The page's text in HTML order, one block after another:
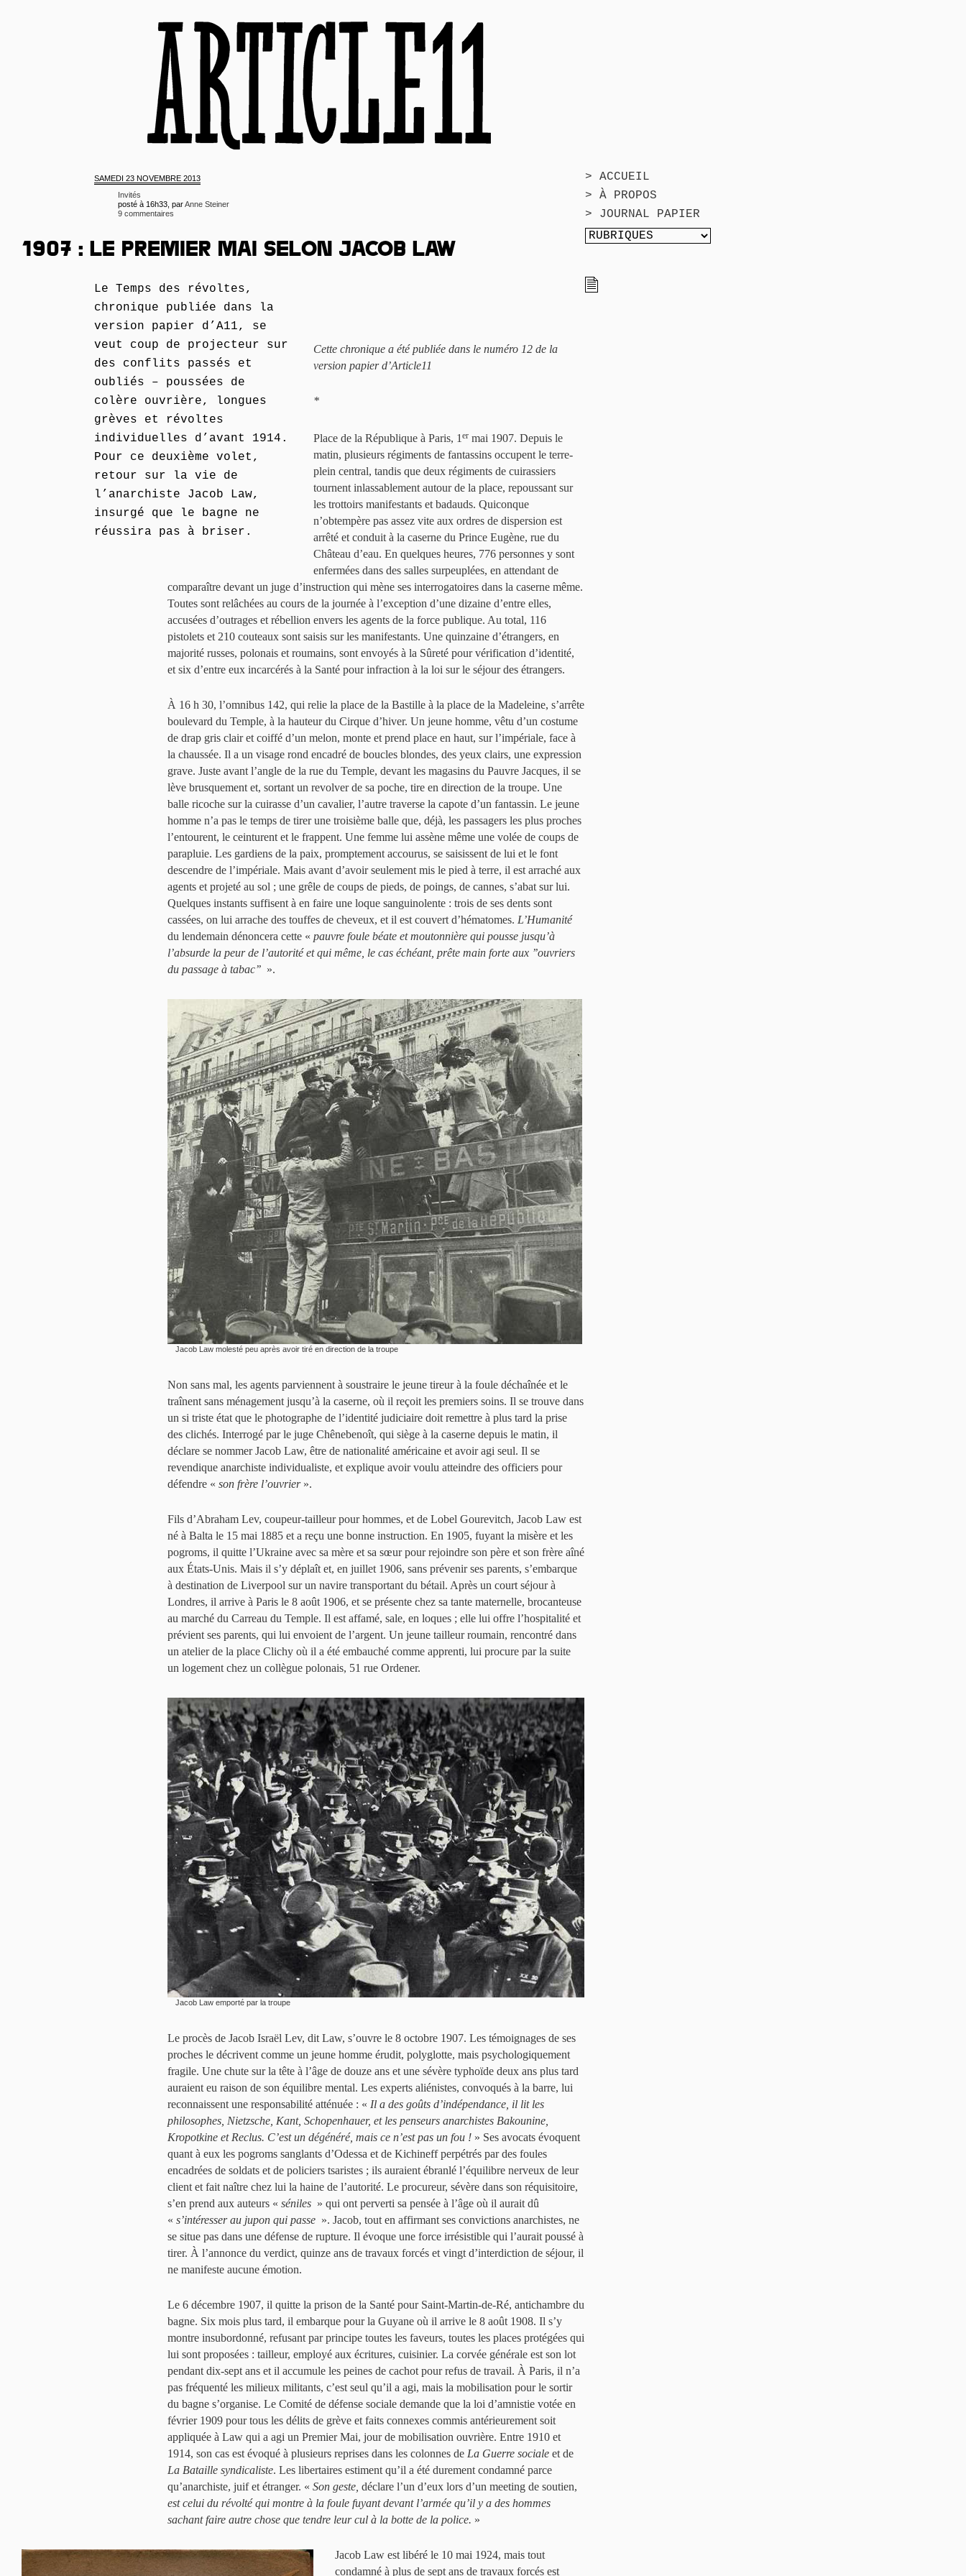
> ACCUEIL
> À PROPOS
> JOURNAL PAPIER
SAMEDI 23 NOVEMBRE 2013
Invités
posté à 16h33, parAnne Steiner
9 commentaires
1907 : LE PREMIER MAI SELON JACOB LAW
Le Temps des révoltes,
chronique publiée dans la
version papier d’A11, se
veut coup de projecteur sur
des conflits passés et
oubliés – poussées de
colère ouvrière, longues
grèves et révoltes
individuelles d’avant 1914.
Pour ce deuxième volet,
retour sur la vie de
l’anarchiste Jacob Law,
insurgé que le bagne ne
réussira pas à briser.
Cette chronique a été publiée dans le numéro 12 de la
version papier d’Article11
*
Place de la République à Paris, 1 er mai 1907. Depuis le
matin, plusieurs régiments de fantassins occupent le terre-
plein central, tandis que deux régiments de cuirassiers
tournent inlassablement autour de la place, repoussant sur
les trottoirs manifestants et badauds. Quiconque
n’obtempère pas assez vite aux ordres de dispersion est
arrêté et conduit à la caserne du Prince Eugène, rue du
Château d’eau. En quelques heures, 776 personnes y sont
enfermées dans des salles surpeuplées, en attendant de
comparaître devant un juge d’instruction qui mène ses interrogatoires dans la caserne même.
Toutes sont relâchées au cours de la journée à l’exception d’une dizaine d’entre elles,
accusées d’outrages et rébellion envers les agents de la force publique. Au total, 116
pistolets et 210 couteaux sont saisis sur les manifestants. Une quinzaine d’étrangers, en
majorité russes, polonais et roumains, sont envoyés à la Sûreté pour vérification d’identité,
et six d’entre eux incarcérés à la Santé pour infraction à la loi sur le séjour des étrangers.
À 16 h 30, l’omnibus 142, qui relie la place de la Bastille à la place de la Madeleine, s’arrête
boulevard du Temple, à la hauteur du Cirque d’hiver. Un jeune homme, vêtu d’un costume
de drap gris clair et coiffé d’un melon, monte et prend place en haut, sur l’impériale, face à
la chaussée. Il a un visage rond encadré de boucles blondes, des yeux clairs, une expression
grave. Juste avant l’angle de la rue du Temple, devant les magasins du Pauvre Jacques, il se
lève brusquement et, sortant un revolver de sa poche, tire en direction de la troupe. Une
balle ricoche sur la cuirasse d’un cavalier, l’autre traverse la capote d’un fantassin. Le jeune
homme n’a pas le temps de tirer une troisième balle que, déjà, les passagers les plus proches
l’entourent, le ceinturent et le frappent. Une femme lui assène même une volée de coups de
parapluie. Les gardiens de la paix, promptement accourus, se saisissent de lui et le font
descendre de l’impériale. Mais avant d’avoir seulement mis le pied à terre, il est arraché aux
agents et projeté au sol ; une grêle de coups de pieds, de poings, de cannes, s’abat sur lui.
Quelques instants suffisent à en faire une loque sanguinolente : trois de ses dents sont
cassées, on lui arrache des touffes de cheveux, et il est couvert d’hématomes. L’Humanité
du lendemain dénoncera cette « pauvre foule béate et moutonnière qui pousse jusqu’à
l’absurde la peur de l’autorité et qui même, le cas échéant, prête main forte aux ’’ouvriers
du passage à tabac’’ ».
Jacob Law molesté peu après avoir tiré en direction de la troupe
Non sans mal, les agents parviennent à soustraire le jeune tireur à la foule déchaînée et le
traînent sans ménagement jusqu’à la caserne, où il reçoit les premiers soins. Il se trouve dans
un si triste état que le photographe de l’identité judiciaire doit remettre à plus tard la prise
des clichés. Interrogé par le juge Chênebenoît, qui siège à la caserne depuis le matin, il
déclare se nommer Jacob Law, être de nationalité américaine et avoir agi seul. Il se
revendique anarchiste individualiste, et explique avoir voulu atteindre des officiers pour
défendre « son frère l’ouvrier».
Fils d’Abraham Lev, coupeur-tailleur pour hommes, et de Lobel Gourevitch, Jacob Law est
né à Balta le 15 mai 1885 et a reçu une bonne instruction. En 1905, fuyant la misère et les
pogroms, il quitte l’Ukraine avec sa mère et sa sœur pour rejoindre son père et son frère aîné
aux États-Unis. Mais il s’y déplaît et, en juillet 1906, sans prévenir ses parents, s’embarque
à destination de Liverpool sur un navire transportant du bétail. Après un court séjour à
Londres, il arrive à Paris le 8 août 1906, et se présente chez sa tante maternelle, brocanteuse
au marché du Carreau du Temple. Il est affamé, sale, en loques ; elle lui offre l’hospitalité et
prévient ses parents, qui lui envoient de l’argent. Un jeune tailleur roumain, rencontré dans
un atelier de la place Clichy où il a été embauché comme apprenti, lui procure par la suite
un logement chez un collègue polonais, 51 rue Ordener.
Jacob Law emporté par la troupe
Le procès de Jacob Israël Lev, dit Law, s’ouvre le 8 octobre 1907. Les témoignages de ses
proches le décrivent comme un jeune homme érudit, polyglotte, mais psychologiquement
fragile. Une chute sur la tête à l’âge de douze ans et une sévère typhoïde deux ans plus tard
auraient eu raison de son équilibre mental. Les experts aliénistes, convoqués à la barre, lui
reconnaissent une responsabilité atténuée : « Il a des goûts d’indépendance, il lit les
philosophes, Nietzsche, Kant, Schopenhauer, et les penseurs anarchistes Bakounine,
Kropotkine et Reclus. C’est un dégénéré, mais ce n’est pas un fou ! » Ses avocats évoquent
quant à eux les pogroms sanglants d’Odessa et de Kichineff perpétrés par des foules
encadrées de soldats et de policiers tsaristes ; ils auraient ébranlé l’équilibre nerveux de leur
client et fait naître chez lui la haine de l’autorité. Le procureur, sévère dans son réquisitoire,
s’en prend aux auteurs « séniles » qui ont perverti sa pensée à l’âge où il aurait dû
« s’intéresser au jupon qui passe ». Jacob, tout en affirmant ses convictions anarchistes, ne
se situe pas dans une défense de rupture. Il évoque une force irrésistible qui l’aurait poussé à
tirer. À l’annonce du verdict, quinze ans de travaux forcés et vingt d’interdiction de séjour, il
ne manifeste aucune émotion.
Le 6 décembre 1907, il quitte la prison de la Santé pour Saint-Martin-de-Ré, antichambre du
bagne. Six mois plus tard, il embarque pour la Guyane où il arrive le 8 août 1908. Il s’y
montre insubordonné, refusant par principe toutes les faveurs, toutes les places protégées qui
lui sont proposées : tailleur, employé aux écritures, cuisinier. La corvée générale est son lot
pendant dix-sept ans et il accumule les peines de cachot pour refus de travail. À Paris, il n’a
pas fréquenté les milieux militants, c’est seul qu’il a agi, mais la mobilisation pour le sortir
du bagne s’organise. Le Comité de défense sociale demande que la loi d’amnistie votée en
février 1909 pour tous les délits de grève et faits connexes commis antérieurement soit
appliquée à Law qui a agi un Premier Mai, jour de mobilisation ouvrière. Entre 1910 et
1914, son cas est évoqué à plusieurs reprises dans les colonnes de La Guerre sociale et de
La Bataille syndicaliste. Les libertaires estiment qu’il a été durement condamné parce
qu’anarchiste, juif et étranger. « Son geste, déclare l’un d’eux lors d’un meeting de soutien,
est celui du révolté qui montre à la foule fuyant devant l’armée qu’il y a des hommes
sachant faire autre chose que tendre leur cul à la botte de la police. »
Jacob Law est libéré le 10 mai 1924, mais tout
condamné à plus de sept ans de travaux forcés est